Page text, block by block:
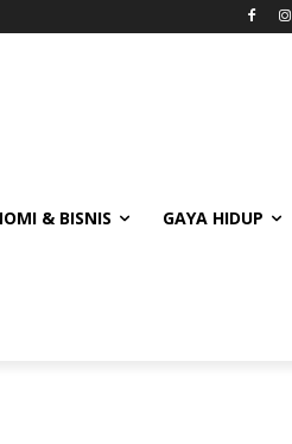
& BISNIS GAYA HIDUP